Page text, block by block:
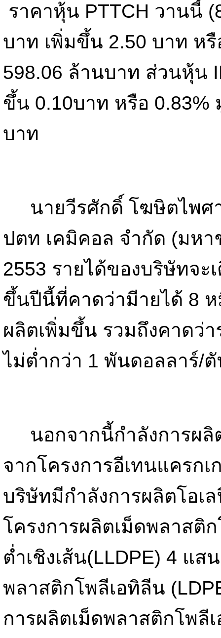
ราคาหุ้น PTTCH วานนี้
บาท เพิ่มขึ้น 2.50 บาท ห
598.06 ล้านบาท ส่วนหุ้น
ขึ้น 0.10บาท หรือ 0.83%
บาท
นายวีรศักดิ์ โฆษิตไพศ
ปตท เคมิคอล จำกัด (มหา
2553 รายได้ของบริษัทจ
ขึ้นปีนี้ที่คาดว่ามีายได้ 8
ผลิตเพิ่มขึ้น รวมถึงคาดว่
ไม่ต่ำกว่า 1 พันดอลลาร์/
นอกจากนี้กำลังการผลิ
จากโครงการอีเทนแครก
บริษัทมีกำลังการผลิตโอเ
โครงการผลิตเม็ดพลาส
ต่ำเชิงเส้น(LLDPE) 4 แ
พลาสติกโพลีเอทิลีน
การผลิตเม็ดพลาสติกโพลี